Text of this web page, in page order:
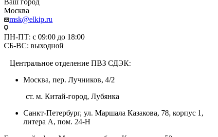
Ваш город
Москва
msk@elkip.ru
ПН-ПТ: с 09:00 до 18:00
СБ-ВС: выходной
Центральное отделение ПВЗ СДЭК:
Москва, пер. Лучников, 4/2
ст. м. Китай-город, Лубянка
Санкт-Петербург, ул. Маршала Казакова, 78, корпус 1,
литера А, пом. 24-Н